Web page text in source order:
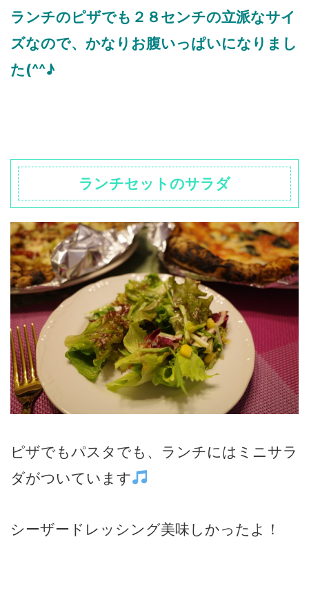
ランチのピザでも２８センチの立派なサイ
ズなので、かなりお腹いっぱいになりまし
た(^^♪
ランチセットのサラダ
ピザでもパスタでも、ランチにはミニサラ
ダがついています
シーザードレッシング美味しかったよ！